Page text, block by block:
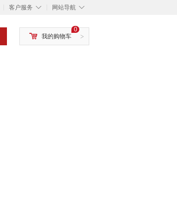
◇
客户服务 ◇
网站导航
>
0
我的购物车